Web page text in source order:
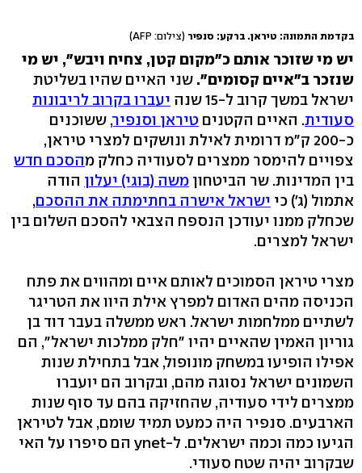
בקדמת התמונה: טיראן. ברקע: סנפיר (צילום: AFP)
יש מי שזוכר אותם כ"מקום קטן, צחיח ויבש", יש מי
שנזכר ב"איים קסומים". שני האיים שהיו בשליטת
ישראל במשך קרוב ל-15 שנה
יעברו בקרוב לריבונות
סעודית. האיים הקטנים טיראן וסנפיר, ששוכנים
כ-200 ק"מ דרומית לאילת ונושקים למצרי טיראן,
צפויים להימסר ממצרים לסעודיה כחלק מהסכם חדש
בין המדינות. שר הביטחון משה (בוגי) יעלון הודה
אתמול (ג') כי ישראל אישרה בחתימתה את ההסכם,
שכחלק ממנו יעודכן הנספח הצבאי להסכם השלום בין
ישראל למצרים.
מצרי טיראן הסמוכים לאותם איים ומהווים את פתח
הכניסה מהים האדום למפרץ אילת היוו את הטריגר
לשתיים ממלחמות ישראל. ראש ממשלה בעבר דוד בן
גוריון האמין שהאיים יהיו "חלק ממלכות ישראל", הם
אפילו הופיעו במשחק מונופול, אבל בתחילת שנות
השמונים ישראל נסוגה מהם, ובקרוב הם יועברו
ממצרים לידי סעודיה, שהחזיקה בהם עד סוף שנות
הארבעים. סנפיר היה כמעט תמיד שומם, אבל לטיראן
הגיעו כמה וכמה ישראלים. ל-ynet הם סיפרו על האי
שבקרוב יהיה שטח סעודי.